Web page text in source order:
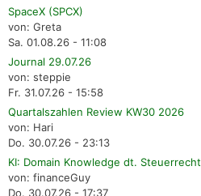
SpaceX (SPCX)
von: Greta
Sa. 01.08.26 - 11:08
Journal 29.07.26
von: steppie
Fr. 31.07.26 - 15:58
Quartalszahlen Review KW30 2026
von: Hari
Do. 30.07.26 - 23:13
KI: Domain Knowledge dt. Steuerrecht
von: financeGuy
Do. 30.07.26 - 17:37